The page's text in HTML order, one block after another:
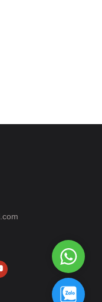
098
957
3834
098
957